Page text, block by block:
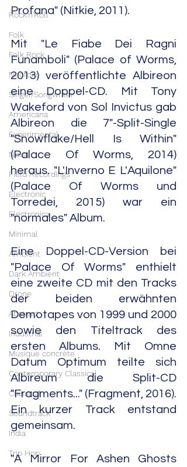
Rock'n'Roll
Folk
Folk Rock
Neofolk
Singer/Songwriter
Americana
Experimental
Noise
Field Recordings
Electronic
Electronica
Minimal
Ambient
Dark Ambient
Drone
Abstract
Industrial
Musique concrète
Contemporary Classical
Classical
Soundtrack
India
Trip Hop
Profana" (Nitkie, 2011).
Mit "Le Fiabe Dei Ragni
Funamboli" (Palace of Worms,
2013) veröffentlichte Albireon
eine Doppel-CD. Mit Tony
Wakeford von Sol Invictus gab
Albireon die 7"-Split-Single
"Snowflake/Hell Is Within"
(Palace Of Worms, 2014)
heraus. "L'Inverno E L'Aquilone"
(Palace Of Worms und
Torredei, 2015) war ein
"normales" Album.
Eine Doppel-CD-Version bei
"Palace Of Worms" enthielt
eine zweite CD mit den Tracks
der beiden erwähnten
Demotapes von 1999 und 2000
sowie den Titeltrack des
ersten Albums. Mit Omne
Datum Optimum teilte sich
Albireum die Split-CD
"Fragments..." (Fragment, 2016).
Ein kurzer Track entstand
gemeinsam.
"A Mirror For Ashen Ghosts